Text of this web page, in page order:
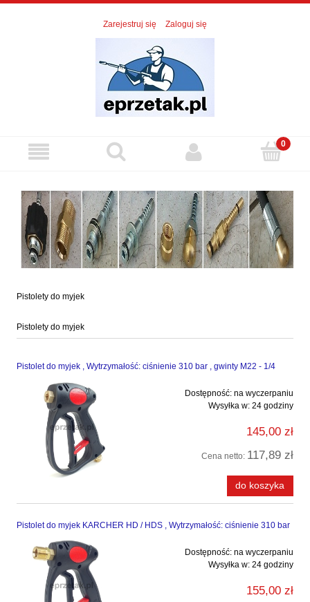
Zarejestruj się Zaloguj się
Pistolety do myjek
Pistolety do myjek
Pistolet do myjek , Wytrzymałość: ciśnienie 310 bar , gwinty M22 - 1/4
Dostępność: na wyczerpaniu
Wysyłka w: 24 godziny
145,00 zł
Cena netto: 117,89 zł
do koszyka
Pistolet do myjek KARCHER HD / HDS , Wytrzymałość: ciśnienie 310 bar
Dostępność: na wyczerpaniu
Wysyłka w: 24 godziny
155,00 zł